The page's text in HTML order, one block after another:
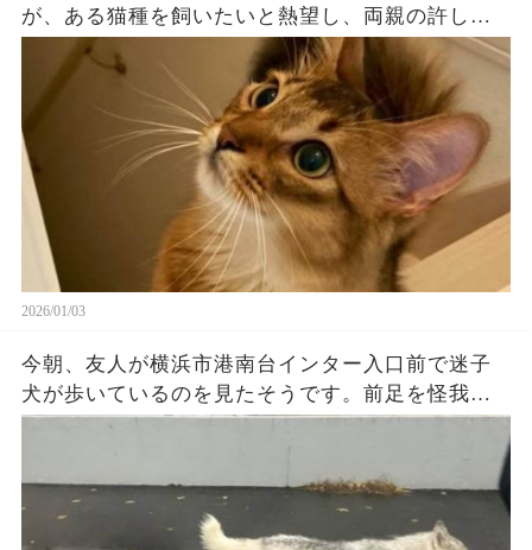
が、ある猫種を飼いたいと熱望し、両親の許しを
得て、兄の運転でショップへ見に行った時のこと
です。 ショップにはたくさんの子猫がいました
が、その中に1匹だけ、場違いなほど大きな猫がい
ました。生後10ヶ月。他の子猫たちと比べると大
きく、ケージの隅で丸くなっていました。そし
て、その値札には「特価70%OFF」の文字が。 そ
れを見た妹は、兄にこう尋ねました。 「あの子、
売れなかったらどうなるん？」 兄は少し困った顔
をして...（続）
2026/01/03
今朝、友人が横浜市港南台インター入口前で迷子
犬が歩いているのを見たそうです。前足を怪我し
てるみたいだけどひたすら歩いていたそうです。
し車も心配…...（続）